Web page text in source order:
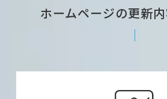
ホームページの更新